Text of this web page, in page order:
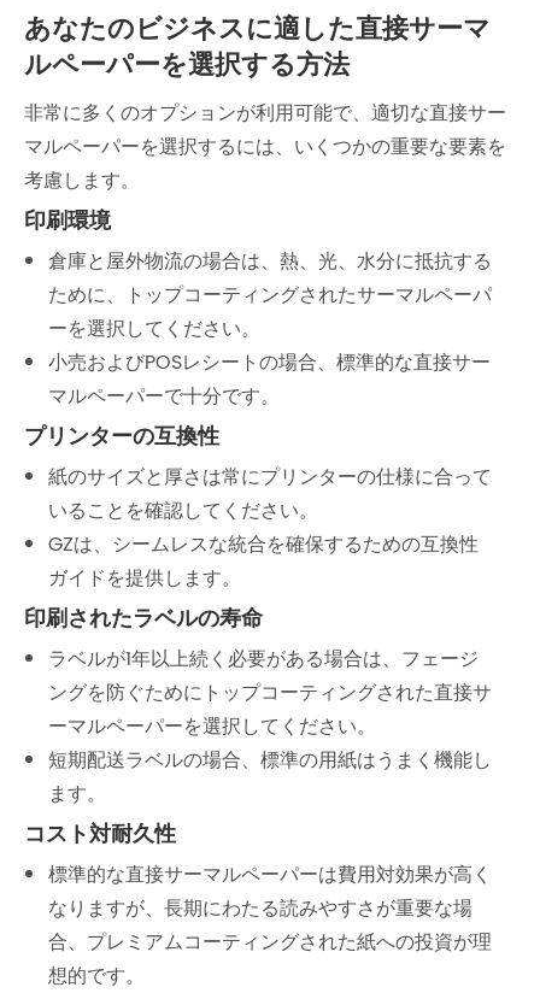
あなたのビジネスに適した直接サーマ
ルペーパーを選択する方法
非常に多くのオプションが利用可能で、適切な直接サー
マルペーパーを選択するには、いくつかの重要な要素を
考慮します。
印刷環境
倉庫と屋外物流の場合は、熱、光、水分に抵抗する
ために、トップコーティングされたサーマルペーパ
ーを選択してください。
小売およびPOSレシートの場合、標準的な直接サー
マルペーパーで十分です。
プリンターの互換性
紙のサイズと厚さは常にプリンターの仕様に合って
いることを確認してください。
GZは、シームレスな統合を確保するための互換性
ガイドを提供します。
印刷されたラベルの寿命
ラベルが1年以上続く必要がある場合は、フェージ
ングを防ぐためにトップコーティングされた直接サ
ーマルペーパーを選択してください。
短期配送ラベルの場合、標準の用紙はうまく機能し
ます。
コスト対耐久性
標準的な直接サーマルペーパーは費用対効果が高く
なりますが、長期にわたる読みやすさが重要な場
合、プレミアムコーティングされた紙への投資が理
想的です。